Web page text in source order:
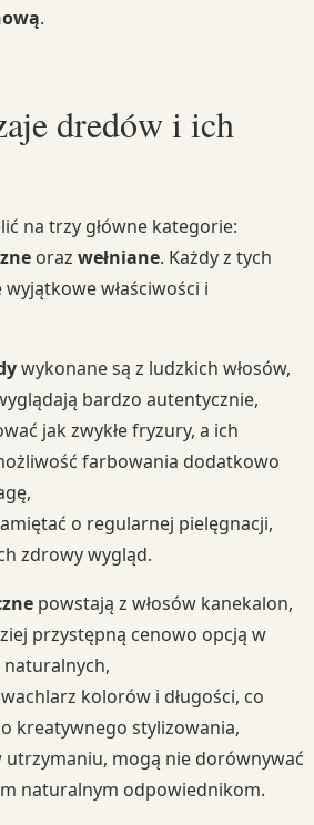
.
dredów i ich
na trzy główne kategorie:
oraz wełniane. Każdy z tych
właściwości i
wykonane są z ludzkich włosów,
bardzo autentycznie,
jak zwykłe fryzury, a ich
farbowania dodatkowo
o regularnej pielęgnacji,
zdrowy wygląd.
powstają z włosów kanekalon,
przystępną cenowo opcją w
kolorów i długości, co
kreatywnego stylizowania,
utrzymaniu, mogą nie dorównywać
naturalnym odpowiednikom.